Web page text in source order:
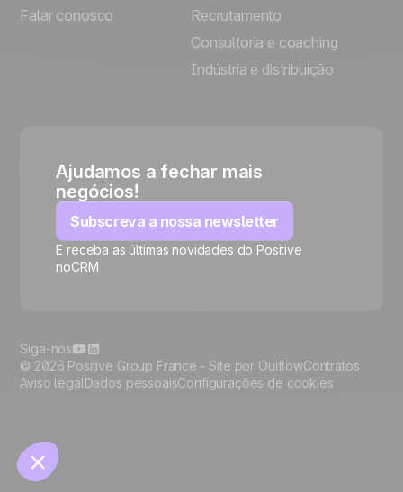
Manage cookies
Falar conosco
Recrutamento
Consultoria e coaching
Indústria e distribuição
Ajudamos a fechar mais
negócios!
Subscreva a nossa newsletter
E receba as últimas novidades do Positive
noCRM
© 2026 Positive Group France - Site por OuiflowContratos
Aviso legalDados pessoaisConfigurações de cookies
Siga-nos